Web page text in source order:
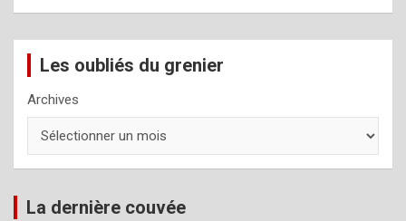
Les oubliés du grenier
Archives
La dernière couvée